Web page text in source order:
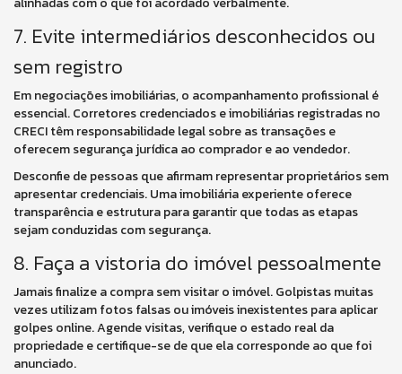
7. Evite intermediários desconhecidos ou
sem registro
Em negociações imobiliárias, o acompanhamento profissional é
essencial. Corretores credenciados e imobiliárias registradas no
CRECI têm responsabilidade legal sobre as transações e
oferecem segurança jurídica ao comprador e ao vendedor.
Desconfie de pessoas que afirmam representar proprietários sem
apresentar credenciais. Uma imobiliária experiente oferece
transparência e estrutura para garantir que todas as etapas
sejam conduzidas com segurança.
8. Faça a vistoria do imóvel pessoalmente
Jamais finalize a compra sem visitar o imóvel. Golpistas muitas
vezes utilizam fotos falsas ou imóveis inexistentes para aplicar
golpes online. Agende visitas, verifique o estado real da
propriedade e certifique-se de que ela corresponde ao que foi
anunciado.